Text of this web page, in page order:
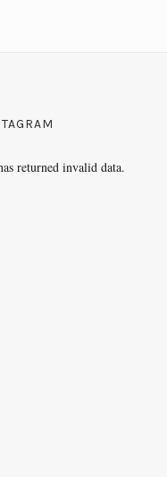
returned invalid data.